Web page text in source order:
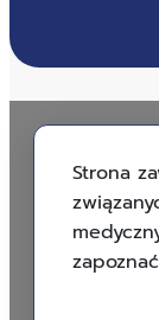
Strona